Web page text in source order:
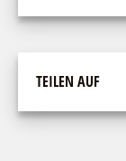
TEILEN AUF